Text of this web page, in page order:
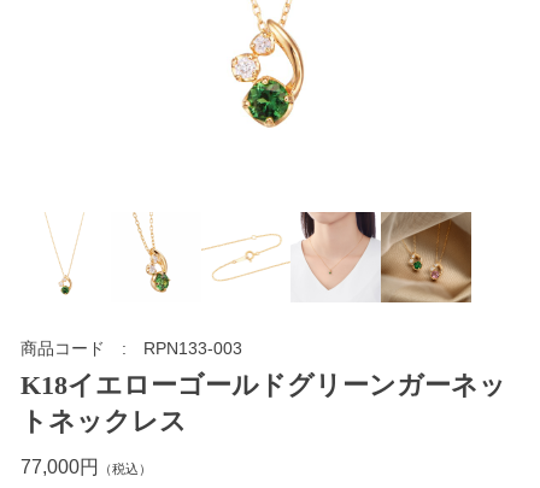
商品コード RPN133-003
K18イエローゴールドグリーンガーネッ
トネックレス
77,000円 （税込）